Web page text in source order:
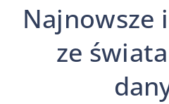
Najnowsze
ze